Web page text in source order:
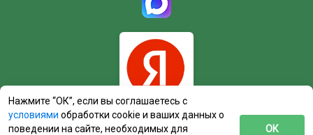
Нажмите “ОК”, если вы соглашаетесь с
условиями обработки cookie и ваших данных о
поведении на сайте, необходимых для
ОК